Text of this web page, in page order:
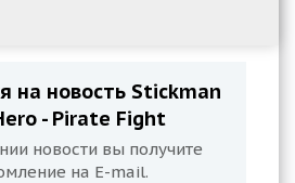
на новость Stickman
- Pirate Fight
новости вы получите
на E-mail.